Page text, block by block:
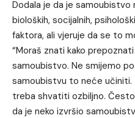
Dodala je da je
bioloških, socijalnih,
faktora, ali vjeruje da se to
“Moraš znati kako
samoubistvo. Ne smijemo
samoubistvu to neće
treba shvatiti ozbiljno.
da je neko izvršio